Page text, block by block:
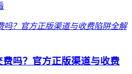
费吗？官方正版渠道与收费